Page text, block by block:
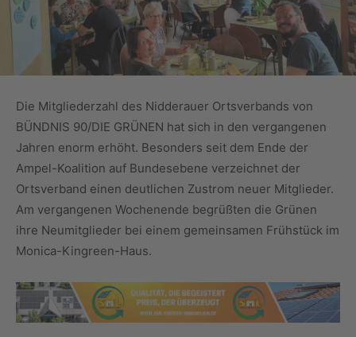
Die Mitgliederzahl des Nidderauer Ortsverbands von
BÜNDNIS 90/DIE GRÜNEN hat sich in den vergangenen
Jahren enorm erhöht. Besonders seit dem Ende der
Ampel-Koalition auf Bundesebene verzeichnet der
Ortsverband einen deutlichen Zustrom neuer Mitglieder.
Am vergangenen Wochenende begrüßten die Grünen
ihre Neumitglieder bei einem gemeinsamen Frühstück im
Monica-Kingreen-Haus.